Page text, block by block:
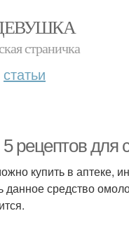
страничка
статьи
рецептов для
купить в аптеке,
средство